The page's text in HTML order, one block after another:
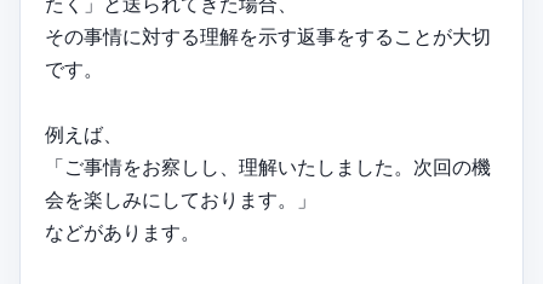
その事情に対する理解を示す返事をすることが大切
です。
例えば、
「ご事情をお察しし、理解いたしました。次回の機
会を楽しみにしております。」
などがあります。